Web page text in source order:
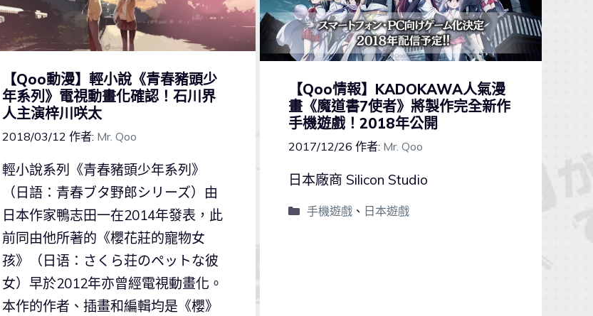
【Qoo動漫】輕小說《青春豬頭少
年系列》電視動畫化確認！石川界
人主演梓川咲太
2018/03/12 作者: Mr. Qoo
輕小說系列《青春豬頭少年系列》
（日語：青春ブタ野郎シリーズ）由
日本作家鴨志田一在2014年發表，此
前同由他所著的《櫻花莊的寵物女
孩》（日语：さくら荘のペットな彼
女）早於2012年亦曾經電視動畫化。
本作的作者、插畫和編輯均是《櫻》
【Qoo情報】KADOKAWA人氣漫
畫《魔道書7使者》將製作完全新作
手機遊戲！2018年公開
2017/12/26 作者: Mr. Qoo
日本廠商 Silicon Studio
手機遊戲、 日本遊戲